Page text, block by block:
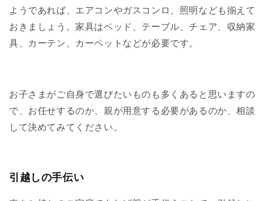
ようであれば、エアコンやガスコンロ、照明なども揃えて
おきましょう。家具はベッド、テーブル、チェア、収納家
具、カーテン、カーペットなどが必要です。
お子さまがご自身で選びたいものも多くあると思いますの
で、お任せするのか、親が用意する必要があるのか、相談
して決めてみてください。
引越しの手伝い